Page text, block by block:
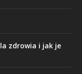
zdrowia i jak je